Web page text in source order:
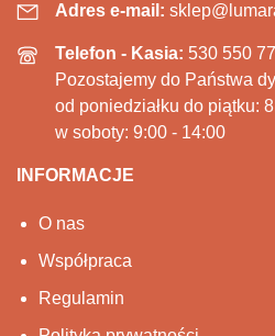
Adres e-mail:
Telefon - Kasia: 530 550
Pozostajemy do Państwa
od poniedziałku do piątku:
w soboty: 9:00 - 14:00
INFORMACJE
O nas
Współpraca
Regulamin